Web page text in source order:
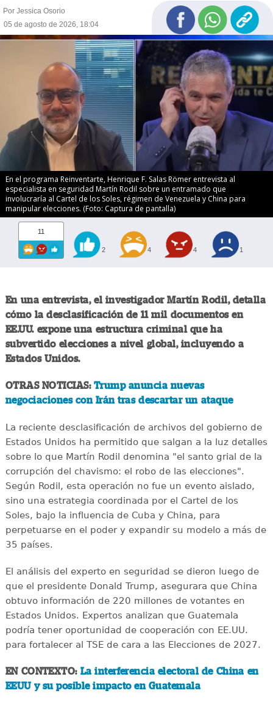
Por Jessica Osorio
05 de agosto de 2026, 18:04
En el programa Reinventarte, Henrique F. Salas Römer entrevista al
especialista en seguridad Martín Rodil sobre un entramado que
involucraría al Cartel de los Soles, régimen de Venezuela y China para
manipular elecciones. (Foto: Captura de pantalla)
11
2 4 4 1
En una entrevista, el investigador Martín Rodil, detalla
cómo la desclasificación de 11 mil documentos en
EE.UU. expone una estructura criminal que ha
subvertido elecciones a nivel global, incluyendo a
Estados Unidos.
OTRAS NOTICIAS: Trump anuncia nuevas
negociaciones con Irán tras descartar un ataque
La reciente desclasificación de archivos del gobierno de
Estados Unidos ha permitido que salgan a la luz detalles
sobre lo que Martín Rodil denomina "el santo grial de la
corrupción del chavismo: el robo de las elecciones".
Según Rodil, esta operación no fue un evento aislado,
sino una estrategia coordinada por el Cartel de los
Soles, bajo la influencia de Cuba y China, para
perpetuarse en el poder y expandir su modelo a más de
35 países.
El análisis del experto en seguridad se dieron luego de
que el presidente Donald Trump, asegurara que China
obtuvo información de 220 millones de votantes en
Estados Unidos. Expertos analizan que Guatemala
podría tener oportunidad de cooperación con EE.UU.
para fortalecer al TSE de cara a las Elecciones de 2027.
EN CONTEXTO:La interferencia electoral de China en
EEUU y su posible impacto en Guatemala